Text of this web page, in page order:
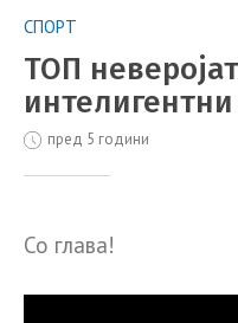
СПОРТ
ТОП
пред 5 години
Со глава!